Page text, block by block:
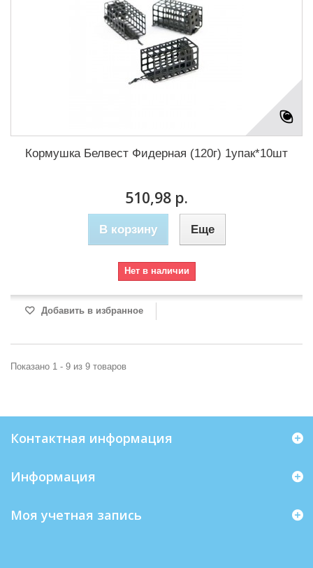
Кормушка Белвест Фидерная (120г) 1упак*10шт
510,98 р.
В корзину Еще
Нет в наличии
Добавить в избранное
Показано 1 - 9 из 9 товаров
Контактная информация
Информация
Моя учетная запись